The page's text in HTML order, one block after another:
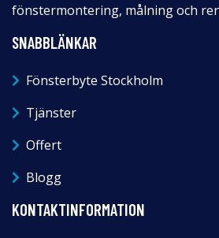
fönstermontering, målning och
SNABBLÄNKAR
Fönsterbyte Stockholm
Tjänster
Offert
Blogg
KONTAKTINFORMATION